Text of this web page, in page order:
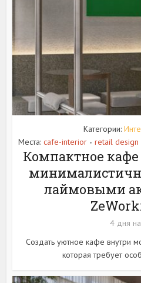
Категории:
Места: cafe-interior • retail design
Компактное
лаймовыми
4 дня
Создать уютное кафе внутри
которая требует